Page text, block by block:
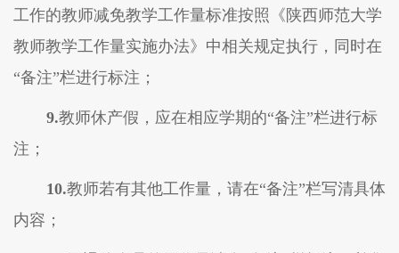
工作的教师减免教学工作量标准按照《陕西师范大学
教师教学工作量实施办法》中相关规定执行，同时在
“备注”栏进行标注；
9.教师休产假，应在相应学期的“备注”栏进行标
注；
10.教师若有其他工作量，请在“备注”栏写清具体
内容；